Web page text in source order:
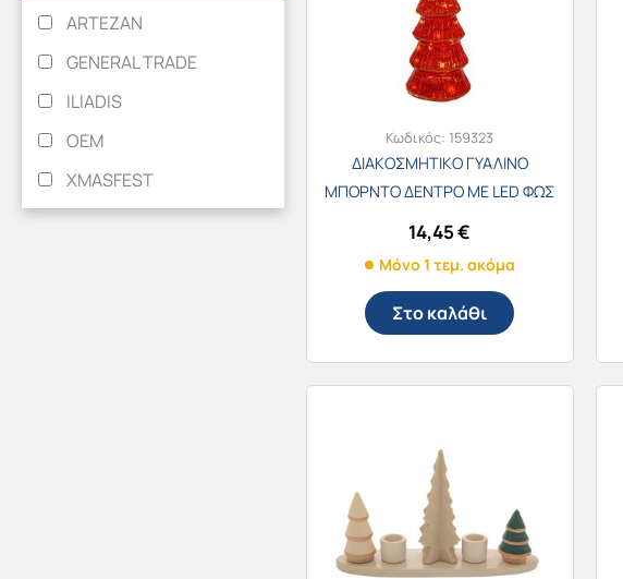
ARTEZAN
GENERAL TRADE
ILIADIS
OEM
XMASFEST
Κωδικός: 159323
ΔΙΑΚΟΣΜΗΤΙΚΟ ΓΥΑΛΙΝΟ
ΜΠΟΡΝΤΟ ΔΕΝΤΡΟ ΜΕ LED ΦΩΣ
14,45€
Μόνο 1 τεμ. ακόμα
Στο καλάθι